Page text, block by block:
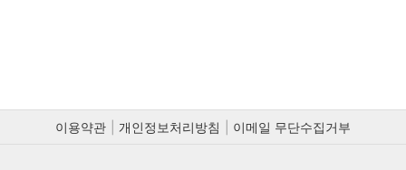
이용약관 개인정보처리방침 이메일 무단수집거부